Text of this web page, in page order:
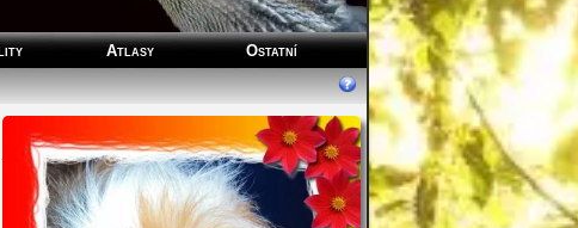
Atlasy
Ostatní